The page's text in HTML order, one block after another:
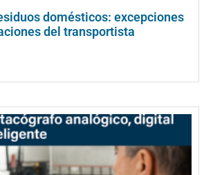
domésticos: excepciones
del transportista